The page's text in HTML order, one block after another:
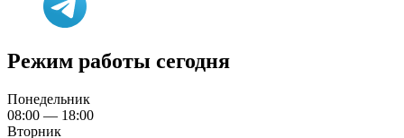
Режим работы сегодня
Понедельник
08:00 — 18:00
Вторник